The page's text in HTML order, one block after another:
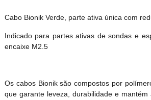
Cabo Bionik Verde, parte ativa única com
Indicado para partes ativas de sondas e
encaixe M2.5
Os cabos Bionik são compostos por
que garante leveza, durabilidade e